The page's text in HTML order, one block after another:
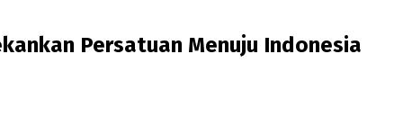
Persatuan Menuju Indonesia